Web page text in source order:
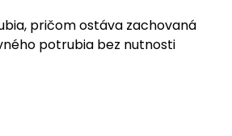
pričom ostáva zachovaná
potrubia bez nutnosti